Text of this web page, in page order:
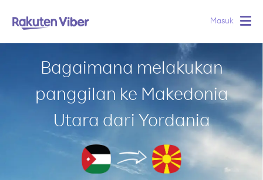
Masuk
Bagaimana melakukan
panggilan ke Makedonia
Utara dari Yordania